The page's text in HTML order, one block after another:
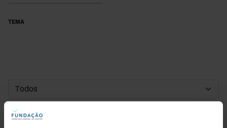
TEMA
DATA DE INÍCIO